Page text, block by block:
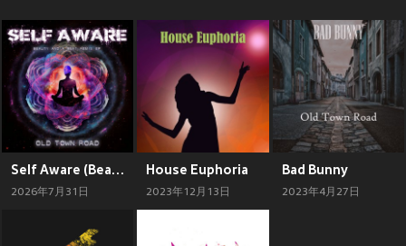
Self Aware (Beauty and a Beat Remix EP)
2026年7月31日
House Euphoria
2023年12月13日
Bad Bunny
2023年4月27日